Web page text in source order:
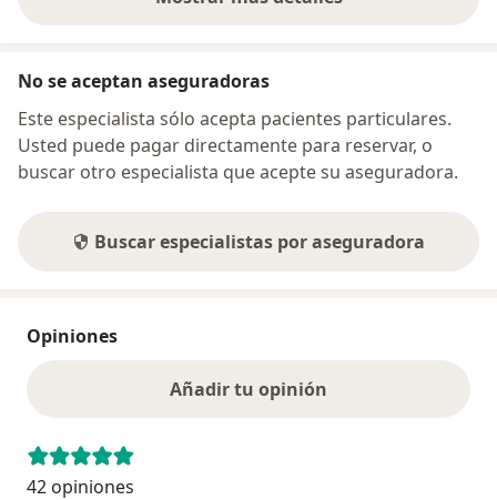
sobre la dirección
No se aceptan aseguradoras
Este especialista sólo acepta pacientes particulares.
Usted puede pagar directamente para reservar, o
buscar otro especialista que acepte su aseguradora.
Buscar especialistas por aseguradora
Opiniones
Añadir tu opinión
42 opiniones